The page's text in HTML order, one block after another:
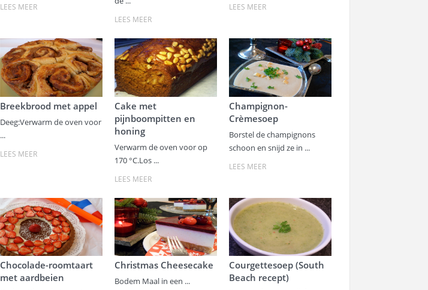
LEES MEER
LEES MEER
LEES MEER
Breekbrood met appel
Deeg:Verwarm de oven voor
...
LEES MEER
Cake met
pijnboompitten en
honing
Verwarm de oven voor op
170 °C.Los ...
LEES MEER
Champignon-
Crèmesoep
Borstel de champignons
schoon en snijd ze in ...
LEES MEER
Chocolade-roomtaart
met aardbeien
Christmas Cheesecake
Bodem Maal in een ...
Courgettesoep (South
Beach recept)